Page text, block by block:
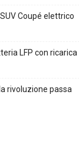
Coupé elettrico
LFP con ricarica
rivoluzione passa